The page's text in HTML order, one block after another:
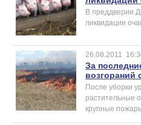
В преддверии
ликвидации
26.08.2011
За
возгораний
После уборки
растительные
крупные